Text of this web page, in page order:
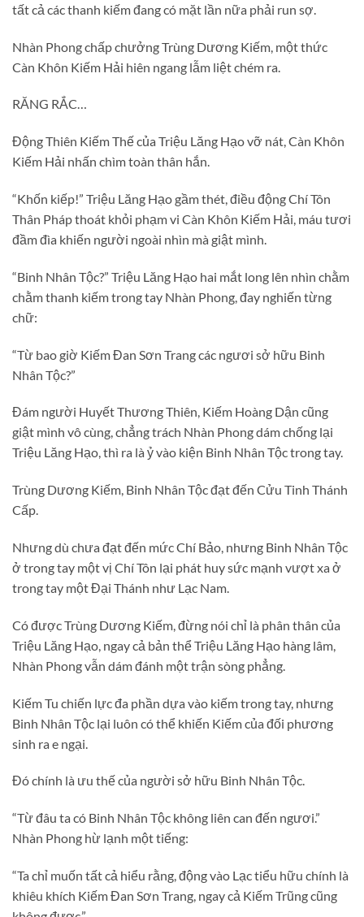
tất cả các thanh kiếm đang có mặt lần nữa phải run sợ.
Nhàn Phong chấp chưởng Trùng Dương Kiếm, một thức
Càn Khôn Kiếm Hải hiên ngang lẫm liệt chém ra.
RĂNG RẮC…
Động Thiên Kiếm Thế của Triệu Lăng Hạo vỡ nát, Càn Khôn
Kiếm Hải nhấn chìm toàn thân hắn.
“Khốn kiếp!” Triệu Lăng Hạo gầm thét, điều động Chí Tôn
Thân Pháp thoát khỏi phạm vi Càn Khôn Kiếm Hải, máu tươi
đầm đìa khiến người ngoài nhìn mà giật mình.
“Binh Nhân Tộc?” Triệu Lăng Hạo hai mắt long lên nhìn chằm
chằm thanh kiếm trong tay Nhàn Phong, đay nghiến từng
chữ:
“Từ bao giờ Kiếm Đan Sơn Trang các ngươi sở hữu Binh
Nhân Tộc?”
Đám người Huyết Thương Thiên, Kiếm Hoàng Dận cũng
giật mình vô cùng, chẳng trách Nhàn Phong dám chống lại
Triệu Lăng Hạo, thì ra là ỷ vào kiện Binh Nhân Tộc trong tay.
Trùng Dương Kiếm, Binh Nhân Tộc đạt đến Cửu Tinh Thánh
Cấp.
Nhưng dù chưa đạt đến mức Chí Bảo, nhưng Binh Nhân Tộc
ở trong tay một vị Chí Tôn lại phát huy sức mạnh vượt xa ở
trong tay một Đại Thánh như Lạc Nam.
Có được Trùng Dương Kiếm, đừng nói chỉ là phân thân của
Triệu Lăng Hạo, ngay cả bản thể Triệu Lăng Hạo hàng lâm,
Nhàn Phong vẫn dám đánh một trận sòng phẳng.
Kiếm Tu chiến lực đa phần dựa vào kiếm trong tay, nhưng
Binh Nhân Tộc lại luôn có thể khiến Kiếm của đối phương
sinh ra e ngại.
Đó chính là ưu thế của người sở hữu Binh Nhân Tộc.
“Từ đâu ta có Binh Nhân Tộc không liên can đến ngươi.”
Nhàn Phong hừ lạnh một tiếng:
“Ta chỉ muốn tất cả hiểu rằng, động vào Lạc tiểu hữu chính là
khiêu khích Kiếm Đan Sơn Trang, ngay cả Kiếm Trũng cũng